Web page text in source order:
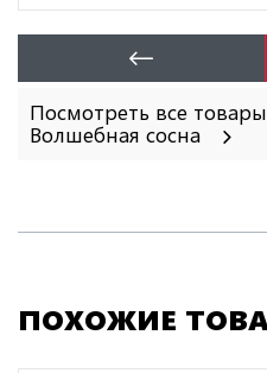
Посмотреть все
Волшебная сосна
ПОХОЖИЕ